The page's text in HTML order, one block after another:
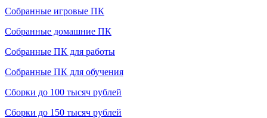
Собранные игровые ПК
Собранные домашние ПК
Собранные ПК для работы
Собранные ПК для обучения
Сборки до 100 тысяч рублей
Сборки до 150 тысяч рублей